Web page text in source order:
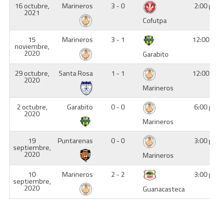
16 octubre,
2021
Marineros
3 - 0
Cofutpa
2:00 pm
15
noviembre,
2020
Marineros
3 - 1
Garabito
12:00
29 octubre,
2020
Santa Rosa
1 - 1
Marineros
12:00
2 octubre,
2020
Garabito
0 - 0
Marineros
6:00 pm
19
septiembre,
2020
Puntarenas
0 - 0
Marineros
3:00 pm
10
septiembre,
2020
Marineros
2 - 2
Guanacasteca
3:00 pm